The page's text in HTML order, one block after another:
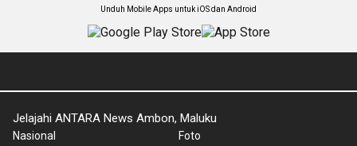
Unduh Mobile Apps untuk iOS dan Android
Jelajahi ANTARA News Ambon, Maluku
Nasional Foto